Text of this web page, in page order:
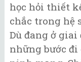
học hỏi thiết
chắc trong hệ
Dù đang ở giai
những bước đi